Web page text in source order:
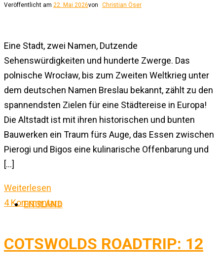
Veröffentlicht am 22. Mai 2026von Christian Öser
Eine Stadt, zwei Namen, Dutzende
Sehenswürdigkeiten und hunderte Zwerge. Das
polnische Wrocław, bis zum Zweiten Weltkrieg unter
dem deutschen Namen Breslau bekannt, zählt zu den
spannendsten Zielen für eine Städtereise in Europa!
Die Altstadt ist mit ihren historischen und bunten
Bauwerken ein Traum fürs Auge, das Essen zwischen
Pierogi und Bigos eine kulinarische Offenbarung und
[…]
Weiterlesen
4 Kommentare
ENGLAND
COTSWOLDS ROADTRIP: 12